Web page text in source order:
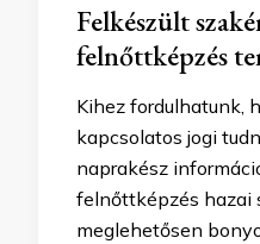
Felkészült
felnőttképzés
Kihez fordulhatunk,
kapcsolatos jogi
naprakész
felnőttképzés hazai
meglehetősen